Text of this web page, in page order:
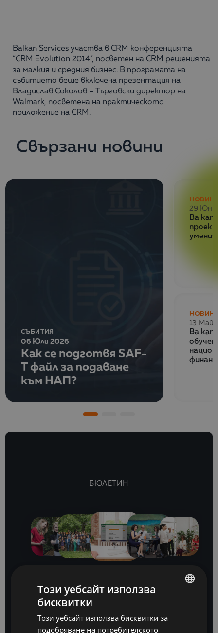
Balkan Services участва в CRM конференцията
“CRM Еvolution 2014”, посветен на CRM решенията
за малкия и средния бизнес. В програмата на
събитието беше включена презентация на
Владислав Соколов – Търговски директор на
Walmark, посветена на практическото
приложение на CRM.
Свързани новини
СЪБИТИЯ
06 Юли 2026
Как се подготвя SAF-
T файл за подаване
към НАП?
29 Юни
Balkan
13 Май
Balkan
БЮЛЕТИН
Бъдете крачка
напред
ENGLISH
Този уебсайт използва
бисквитки
Този уебсайт използва бисквитки за
подобряване на потребителското